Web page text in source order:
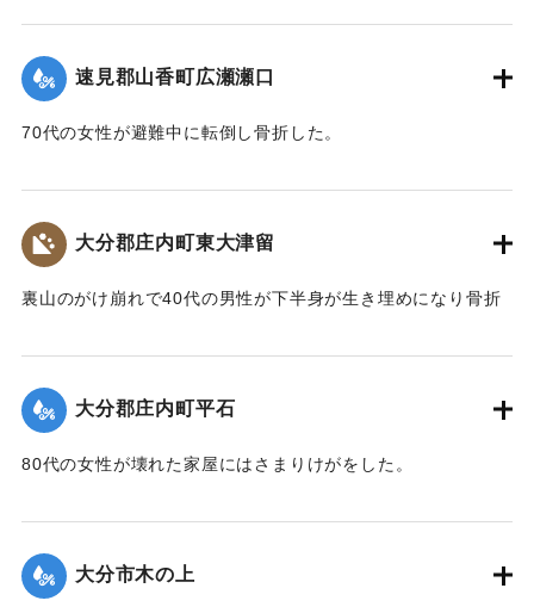
町、議会、町民はこれが復旧に全精力を傾注 爾来三年間こ
こに災害の完全復旧をみる 要した公共災害復旧事業費 約
二一億円
県の御援助と町議会並びに関係機関の労苦に感謝し後世にふ
たたび大災害を蒙ることのないよう祈念してここに災害復興
の記念碑を建立する
山香町長 渡辺政男
死者四人 山香町大字南畑 〇〇〇〇他 家族三人
家屋の流失 埋没 浸水 三四七戸
河川の決壊 一四九ヶ所
農林道の決壊 七九九ヶ所
野菜飼料作物その他 四一〇ヘクタール
｜固有コード:00857034
速見郡山香町広瀬瀬口
70代の女性が避難中に転倒し骨折した。
｜固有コード:00857035
大分郡庄内町東大津留
裏山のがけ崩れで40代の男性が下半身が生き埋めになり骨折
大分郡庄内町平石
80代の女性が壊れた家屋にはさまりけがをした。
｜固有コード:00857037
大分市木の上